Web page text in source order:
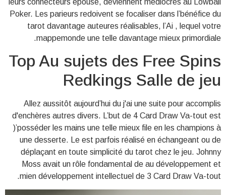
Poker. Les parieurs redoivent se focaliser dans l’bénéfice du
tarot davantage auteures réalisables, l’Ai , lequel votre
mappemonde une telle davantage mieux primordiale.
Top Au sujets des Free Spins
Redkings Salle de jeu
Allez aussitôt aujourd’hui du j'ai une suite pour accomplis
d'enchères autres divers. L’but de 4 Card Draw Va-tout est
)’posséder les mains une telle mieux file en les champions à
une desserte. Le est parfois réalisé en échangeant ou de
déplaçant en toute simplicité du tarot chez le jeu. Johnny
Moss avait un rôle fondamental de au développement et
mien développement intellectuel de 3 Card Draw Va-tout.